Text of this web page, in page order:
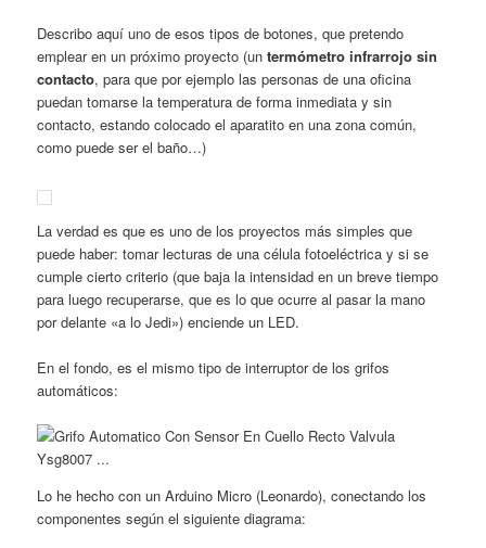
Describo aquí uno de esos tipos de botones, que pretendo
emplear en un próximo proyecto (untermómetro infrarrojo sin
contacto, para que por ejemplo las personas de una oficina
puedan tomarse la temperatura de forma inmediata y sin
contacto, estando colocado el aparatito en una zona común,
como puede ser el baño…)
La verdad es que es uno de los proyectos más simples que
puede haber: tomar lecturas de una célula fotoeléctrica y si se
cumple cierto criterio (que baja la intensidad en un breve tiempo
para luego recuperarse, que es lo que ocurre al pasar la mano
por delante «a lo Jedi») enciende un LED.
En el fondo, es el mismo tipo de interruptor de los grifos
automáticos:
Lo he hecho con un Arduino Micro (Leonardo), conectando los
componentes según el siguiente diagrama: